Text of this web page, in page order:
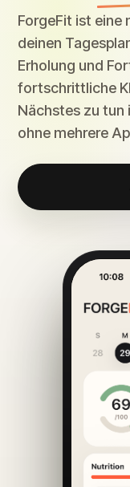
ForgeFit ist eine
deinen
Erholung und
fortschrittliche
Nächstes zu tun
ohne mehrere